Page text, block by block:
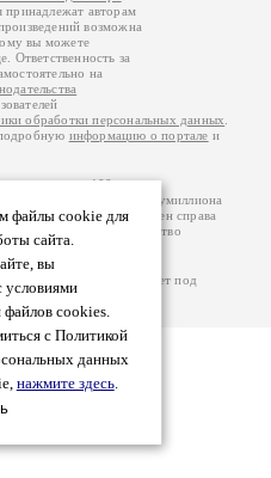
файлы cookie для
сайта.
вы
условиями
файлов cookies.
с Политикой
данных
нажмите здесь.
принадлежат авторам
возможна
вы можете
Ответственность за
на
обработки персональных данных
информацию о портале и
– порядка 100 тысяч
более полумиллиона
который расположен справа
по две цифры: количество
2026. Портал работает под
.18+